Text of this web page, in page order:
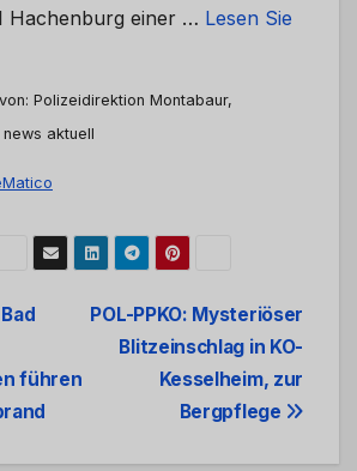
Hachenburg einer … Lesen Sie
Polizeidirektion Montabaur,
aktuell
POL-PPKO: Mysteriöser
Blitzeinschlag in KO-
Kesselheim, zur
Bergpflege
führen